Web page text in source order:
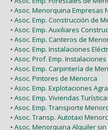
• Asoc. Menorquina Empresas
• Asoc. Emp. Construcción de
• Asoc. Emp. Auxiliares
• Asoc. Emp. Canteros de
• Asoc. Emp. Instalaciones
• Asoc. Prof. Emp.
• Asoc. Emp. Carpintería de
• Asoc. Pintores de Menorca
• Asoc. Emp. Explotaciones
• Asoc. Emp. Viviendas
• Asoc. Emp. Transporte
• Asoc. Transp. Autotaxi
• Asoc. Menorquina Alquiler